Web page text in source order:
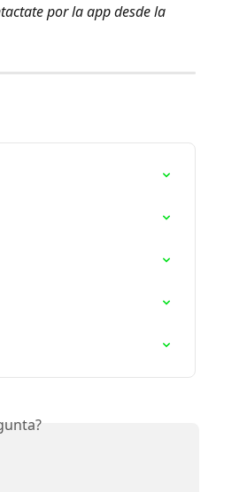
por la app desde la